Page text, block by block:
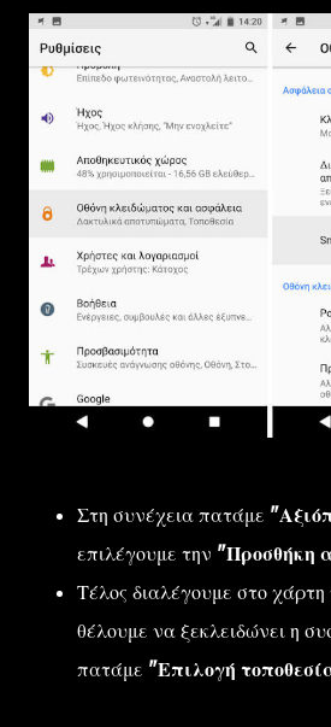
Στη συνέχεια πατάμε
επιλέγουμε την "Προσθήκη
Τέλος διαλέγουμε στο χάρτη
θέλουμε να ξεκλειδώνει η
πατάμε "Επιλογή